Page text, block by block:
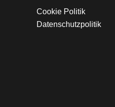
Cookie Politik
Datenschutzpolitik